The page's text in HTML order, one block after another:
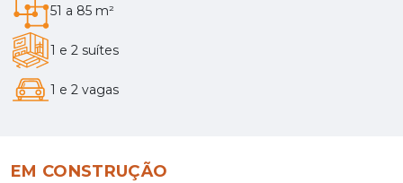
51 a 85 m²
1 e 2 suítes
1 e 2 vagas
EM CONSTRUÇÃO